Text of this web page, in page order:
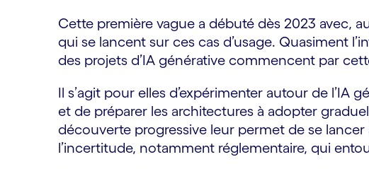
Cette première vague a débuté dès 2023 avec,
qui se lancent sur ces cas d’usage. Quasiment
des projets d’IA générative commencent par
Il s’agit pour elles d’expérimenter autour de l’IA
et de préparer les architectures à adopter
découverte progressive leur permet de se lancer
l’incertitude, notamment réglementaire, qui